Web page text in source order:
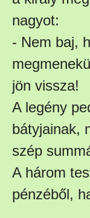
nagyot:
- Nem baj,
jön vissza!
A legény
bátyjainak,
szép
A három
pénzéből,